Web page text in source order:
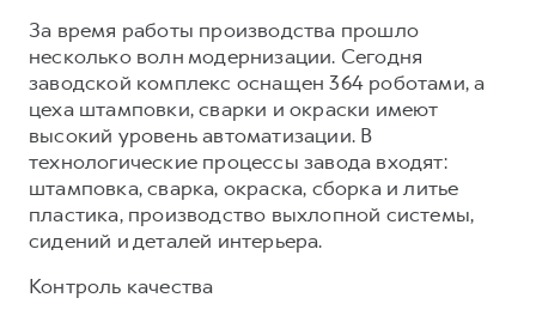
За время работы производства прошло
несколько волн модернизации. Сегодня
заводской комплекс оснащен 364 роботами, а
цеха штамповки, сварки и окраски имеют
высокий уровень автоматизации. В
технологические процессы завода входят:
штамповка, сварка, окраска, сборка и литье
пластика, производство выхлопной системы,
сидений и деталей интерьера.
Контроль качества